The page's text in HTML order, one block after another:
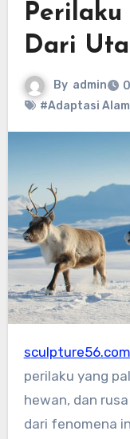
Perilaku
Dari
By admin
#Adaptasi Alam
sculpture56.com
perilaku yang
hewan, dan
dari fenomena